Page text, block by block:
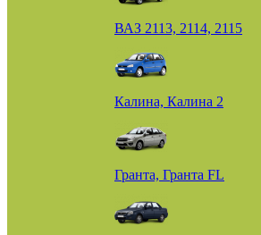
ВАЗ 2113, 2114, 2115
Калина, Калина 2
Гранта, Гранта FL